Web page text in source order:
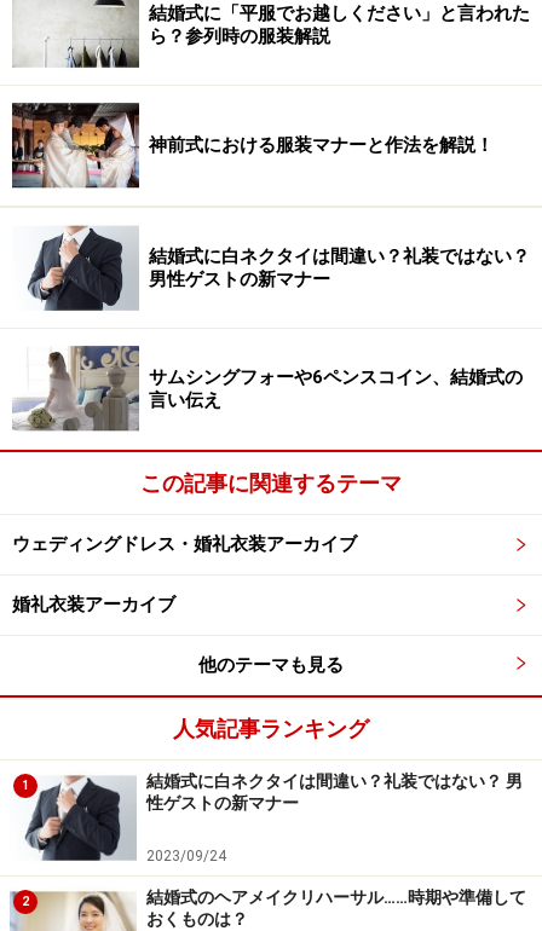
華やかな色打掛（いろうちかけ）は、繁栄や豊かさが感
じられる花嫁和装。挙式でも披露宴でも着ることができ
ます。
豪華絢爛な色打掛は挙式当日だけでなく、前撮りなど写
真撮影用の衣装としても人気。写真映えもバツグンで
す。
以前は白無垢から色打掛へのお色直しが多かったため、
白い掛下が一般的でしたが、今では掛下にも色物を使う
など、個性的な着こなしを楽しむことができます。近
年、一番着こなしの幅が広がった衣装の1つでしょう。
引き振袖
帯の結び方でもイメージが大きく変わる引き振袖 提供元：
京都セントアンドリュース教会
引き振袖（きひふりそで）は「お引き摺り（おひきず
り）」ともよばれる、振袖の裾を打掛のように引いた花
嫁衣裳。角隠しをつけて挙式に臨み、披露宴・パーティ
では洋髪にチェンジ…といったように、挙式・披露宴ど
ちらでも着ることができます。
結婚式に「平服でお越しください」と言われた
ら？参列時の服装解説
神前式における服装マナーと作法を解説！
結婚式に白ネクタイは間違い？礼装ではない？
男性ゲストの新マナー
サムシングフォーや6ペンスコイン、結婚式の
言い伝え
この記事に関連するテーマ
ウェディングドレス・婚礼衣装アーカイブ
婚礼衣装アーカイブ
他のテーマも見る
人気記事ランキング
1
結婚式に白ネクタイは間違い？礼装ではない？ 男
性ゲストの新マナー
2023/09/24
2
結婚式のヘアメイクリハーサル……時期や準備して
おくものは？